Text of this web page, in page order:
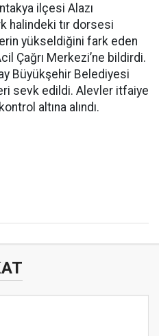
ilçesi Alazı
halindeki tır dorsesi
yükseldiğini fark eden
Çağrı Merkezi’ne bildirdi.
Büyükşehir Belediyesi
sevk edildi. Alevler itfaiye
altına alındı.